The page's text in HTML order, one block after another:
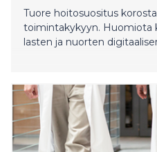
Tuore hoitosuositus
toimintakykyyn. Huomiota
lasten ja nuorten